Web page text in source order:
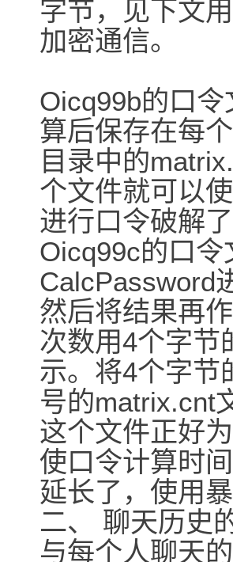
字节，见下文
加密通信。
Oicq99b的口
算后保存在每
目录中的
个文件就可以
进行口令破解了
Oicq99c的口
CalcPassword
然后将结果再
次数用4个字节
示。将4个字节
号的matrix.cnt
这个文件正好
使口令计算时
延长了，使用
二、 聊天历史
与每个人聊天